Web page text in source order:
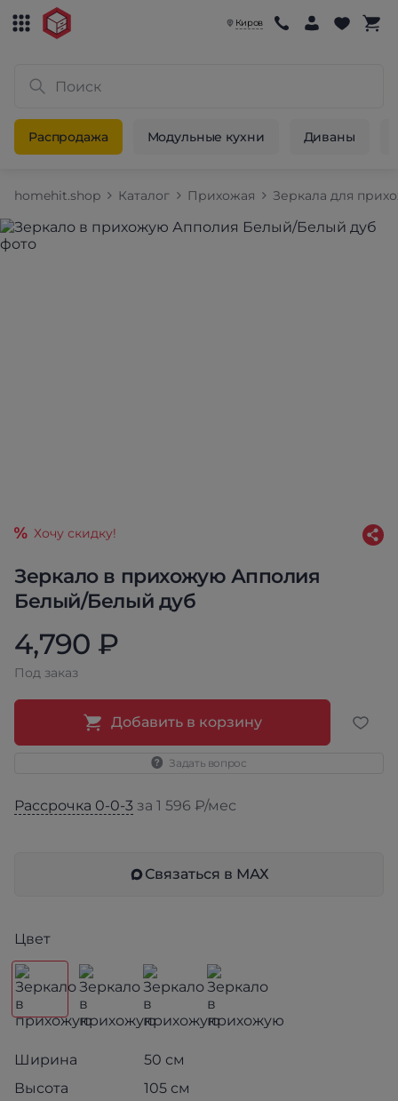
Киров
Распродажа Модульные кухни Диваны
homehit.shop Каталог Прихожая Зеркала для
Зеркало в прихожую Апполия
Белый/Белый дуб
Хочу скидку!
4,790 ₽
Под заказ
Добавить в корзину
Задать вопрос
Рассрочка 0-0-3 за 1 596 ₽/мес
Связаться в МАХ
Цвет
Ширина
50 см
Высота
105 см